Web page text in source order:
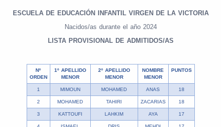
ESCUELA DE EDUCACIÓN INFANTIL VIRGEN DE LA VICTORIA
Nacidos/as durante el año 2024
LISTA PROVISIONAL DE ADMITIDOS/AS
Nº
ORDEN
1º APELLIDO
MENOR
2º APELLIDO
MENOR
NOMBRE
MENOR
PUNTOS
1 MIMOUN MOHAMED ANAS 18
2 MOHAMED TAHIRI ZACARIAS 18
3 KATTOUFI LAHKIM AYA 17